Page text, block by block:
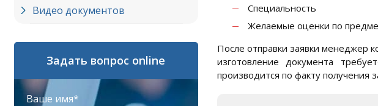
Видео документов
Задать вопрос online
Ваше имя*
Специальность
Желаемые оценки по
После отправки заявки менеджер
изготовление документа
производится по факту получения